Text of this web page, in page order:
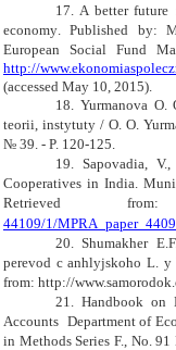
17
A better future
economy .Published by:
European Social Fund
http://
(accessed May 10, 2015).
18. Yurmanova O.
teorii, instytuty / O. O.
№ 39. - P. 120-125.
19
Sapovadia,
Cooperatives in India.
44109/1/MPRA paper
20. Shumakher
perevod c anhlyjskoho L. y
from: http://
21.
Handbook on
Accounts Department of
in Methods Series F., No.